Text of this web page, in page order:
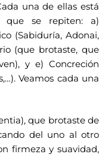
una de ellas está
que se repiten: a)
(Sabiduría, Adonai,
(que brotaste, que
y e) Concreción
Veamos cada una
que brotaste de
del uno al otro
firmeza y suavidad,